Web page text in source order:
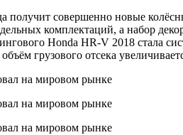
совершенно новые
комплектаций, а набор
Honda HR-V 2018 стала
грузового отсека